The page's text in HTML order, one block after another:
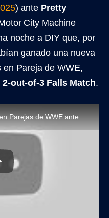
) ante Pretty
City Machine
noche a DIY que, por
ganado una nueva
en Pareja de WWE,
2-out-of-3 Falls Match.